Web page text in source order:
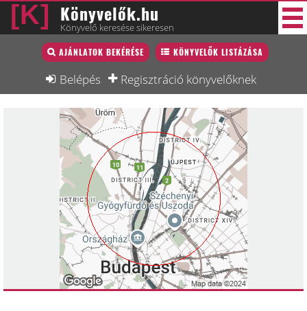
Könyvelők.hu
Könyvelő keresése sikeresen
AJÁNLATOK BEKÉRÉSE KÖNYVELŐK LISTÁZÁSA
Belépés Regisztráció könyvelőknek
Könyvelő lista
Könyvelési munkák
Képzésnaptár